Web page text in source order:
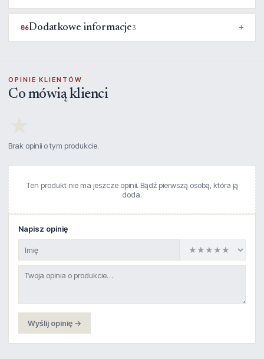
06Dodatkowe informacje3
OPINIE KLIENTÓW
Co mówią klienci
Brak opinii o tym produkcie.
Ten produkt nie ma jeszcze opinii. Bądź pierwszą osobą, która ją
doda.
Napisz opinię
Wyślij opinię →